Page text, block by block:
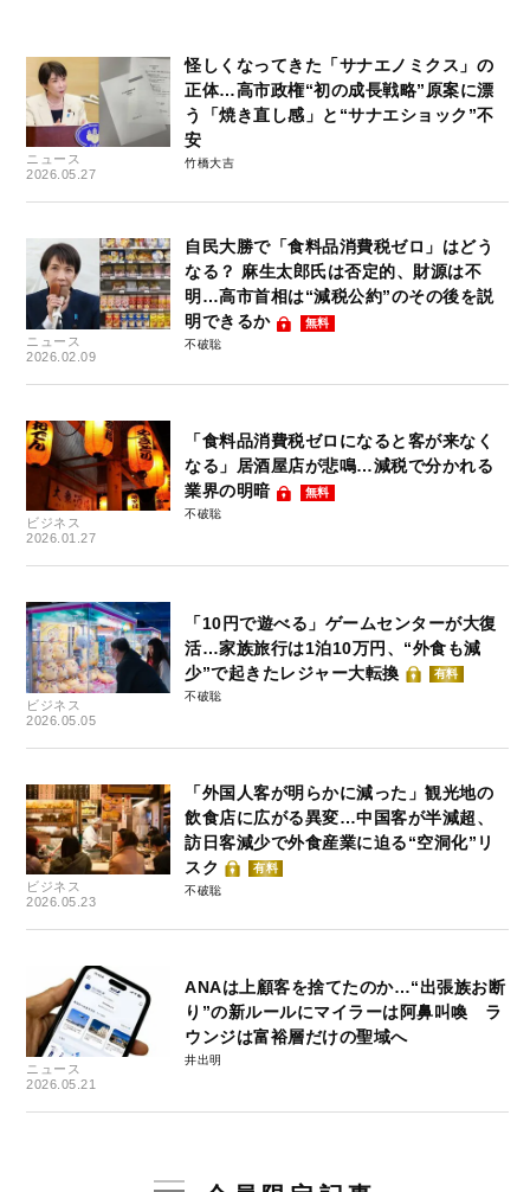
ニュース
2026.05.27
怪しくなってきた「サナエノミクス」の
正体…高市政権“初の成長戦略”原案に漂
う「焼き直し感」と“サナエショック”不
安
竹橋大吉
ニュース
2026.02.09
自民大勝で「食料品消費税ゼロ」はどう
なる？ 麻生太郎氏は否定的、財源は不
明…高市首相は“減税公約”のその後を説
明できるか
無料
不破聡
ビジネス
2026.01.27
「食料品消費税ゼロになると客が来なく
なる」居酒屋店が悲鳴…減税で分かれる
業界の明暗
無料
不破聡
ビジネス
2026.05.05
「10円で遊べる」ゲームセンターが大復
活…家族旅行は1泊10万円、“外食も減
少”で起きたレジャー大転換
有料
不破聡
ビジネス
2026.05.23
「外国人客が明らかに減った」観光地の
飲食店に広がる異変…中国客が半減超、
訪日客減少で外食産業に迫る“空洞化”リ
スク
有料
不破聡
ニュース
2026.05.21
ANAは上顧客を捨てたのか…“出張族お断
り”の新ルールにマイラーは阿鼻叫喚 ラ
ウンジは富裕層だけの聖域へ
井出明